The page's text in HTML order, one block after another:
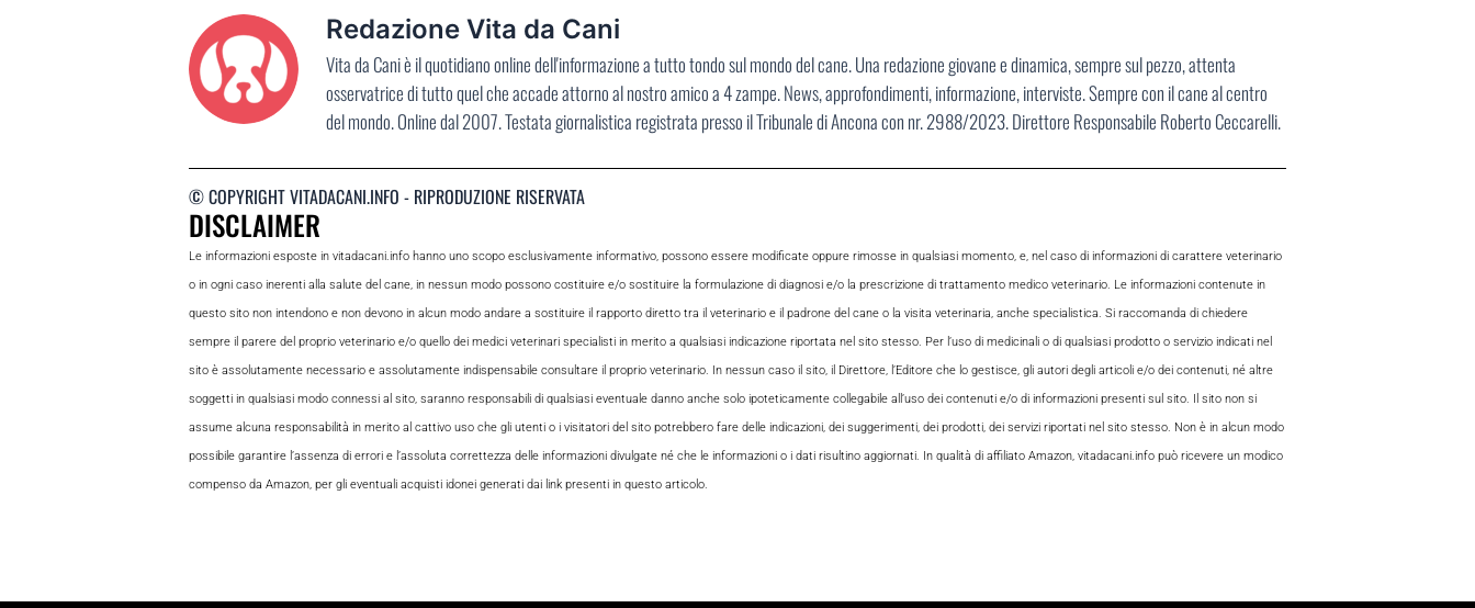
Redazione Vita da Cani
Vita da Cani è il quotidiano online dell'informazione a tutto tondo sul mondo del cane. Una redazione giovane e dinamica, sempre sul pezzo, attenta
osservatrice di tutto quel che accade attorno al nostro amico a 4 zampe. News, approfondimenti, informazione, interviste. Sempre con il cane al centro
del mondo. Online dal 2007. Testata giornalistica registrata presso il Tribunale di Ancona con nr. 2988/2023. Direttore Responsabile Roberto Ceccarelli.
© COPYRIGHT VITADACANI.INFO - RIPRODUZIONE RISERVATA
DISCLAIMER
Le informazioni esposte in vitadacani.info hanno uno scopo esclusivamente informativo, possono essere modificate oppure rimosse in qualsiasi momento, e, nel caso di informazioni di carattere veterinario
o in ogni caso inerenti alla salute del cane, in nessun modo possono costituire e/o sostituire la formulazione di diagnosi e/o la prescrizione di trattamento medico veterinario. Le informazioni contenute in
questo sito non intendono e non devono in alcun modo andare a sostituire il rapporto diretto tra il veterinario e il padrone del cane o la visita veterinaria, anche specialistica. Si raccomanda di chiedere
sempre il parere del proprio veterinario e/o quello dei medici veterinari specialisti in merito a qualsiasi indicazione riportata nel sito stesso. Per l’uso di medicinali o di qualsiasi prodotto o servizio indicati nel
sito è assolutamente necessario e assolutamente indispensabile consultare il proprio veterinario. In nessun caso il sito, il Direttore, l’Editore che lo gestisce, gli autori degli articoli e/o dei contenuti, né altre
soggetti in qualsiasi modo connessi al sito, saranno responsabili di qualsiasi eventuale danno anche solo ipoteticamente collegabile all’uso dei contenuti e/o di informazioni presenti sul sito. Il sito non si
assume alcuna responsabilità in merito al cattivo uso che gli utenti o i visitatori del sito potrebbero fare delle indicazioni, dei suggerimenti, dei prodotti, dei servizi riportati nel sito stesso. Non è in alcun modo
possibile garantire l’assenza di errori e l’assoluta correttezza delle informazioni divulgate né che le informazioni o i dati risultino aggiornati. In qualità di affiliato Amazon, vitadacani.info può ricevere un modico
compenso da Amazon, per gli eventuali acquisti idonei generati dai link presenti in questo articolo.